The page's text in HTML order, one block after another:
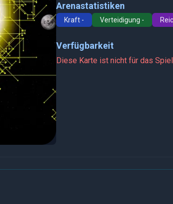
Arenastatistiken
Kraft - Verteidigung -
Verfügbarkeit
Diese Karte ist nicht für das